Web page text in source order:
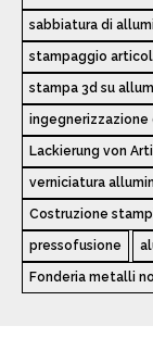
sabbiatura di
stampaggio
stampa 3d su
Lackierung von
verniciatura
Costruzione
pressofusione
Fonderia metalli